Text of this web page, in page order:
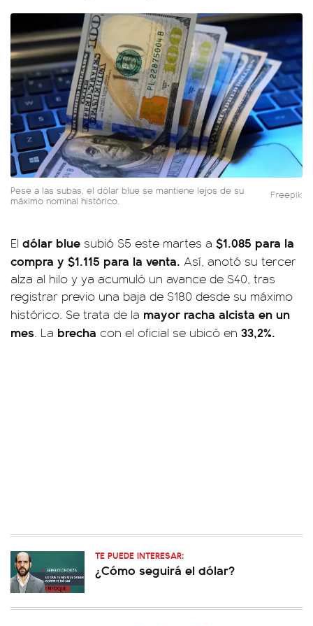
Pese a las subas, el dólar blue se mantiene lejos de su
máximo nominal histórico. Freepik
El dólar blue subió $5 este martes a $1.085 para la
compra y $1.115 para la venta. Así, anotó su tercer
alza al hilo y ya acumuló un avance de $40, tras
registrar previo una baja de $180 desde su máximo
histórico. Se trata de la mayor racha alcista en un
mes. La brecha con el oficial se ubicó en 33,2%.
TE PUEDE INTERESAR:
¿Cómo seguirá el dólar?